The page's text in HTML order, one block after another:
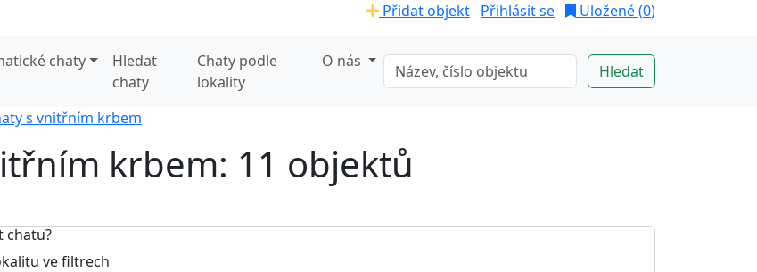
Přidat objekt Přihlásit se Uložené (0)
chaty
Hledat
chaty
Chaty podle
lokality
O nás
s vnitřním krbem
krbem: 11 objektů
chatu?
ve filtrech